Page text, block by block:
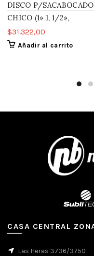
DISCO P/
CHICO (1» 1, 1/2»,
$31.322,00
Añadir al carrito
CASA CENTRAL
Las Heras 3736/3750